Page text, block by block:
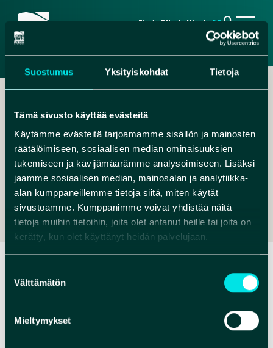
Suostumus Yksityiskohdat Tietoja
Tämä sivusto käyttää evästeitä
Käytämme evästeitä tarjoamamme sisällön ja mainosten
räätälöimiseen, sosiaalisen median ominaisuuksien
tukemiseen ja kävijämäärämme analysoimiseen. Lisäksi
jaamme sosiaalisen median, mainosalan ja analytiikka-
alan kumppaneillemme tietoja siitä, miten käytät
sivustoamme. Kumppanimme voivat yhdistää näitä
tietoja muihin tietoihin, joita olet antanut heille tai joita on
kerätty, kun olet käyttänyt heidän palvelujaan.
valinta
Välttämätön
Mieltymykset
FI EN NL DEsearch
,
INFO@ROKUAGEOPARK.FI
+358401526520